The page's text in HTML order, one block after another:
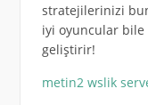
stratejilerinizi
iyi oyuncular
geliştirir!
metin2 wslik